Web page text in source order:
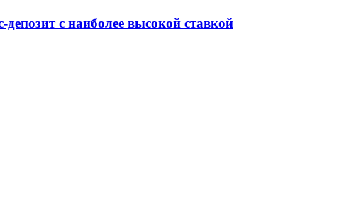
с наиболее высокой ставкой